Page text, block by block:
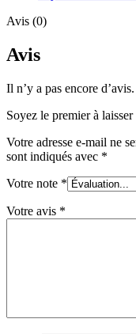
Avis (0)
Avis
Il n’y a pas encore d’avis.
Soyez le premier à
Votre adresse e-mail ne
sont indiqués avec *
Votre note *
Votre avis *